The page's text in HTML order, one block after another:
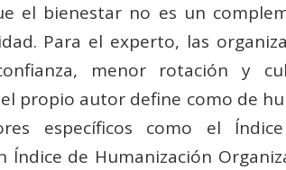
el bienestar no es un
Para el experto, las
menor rotación y
propio autor define como de
específicos como el
de Humanización